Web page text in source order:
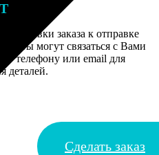
заказа к отправке
могут связаться с Вами
телефону или email для
деталей.
Сделать заказ